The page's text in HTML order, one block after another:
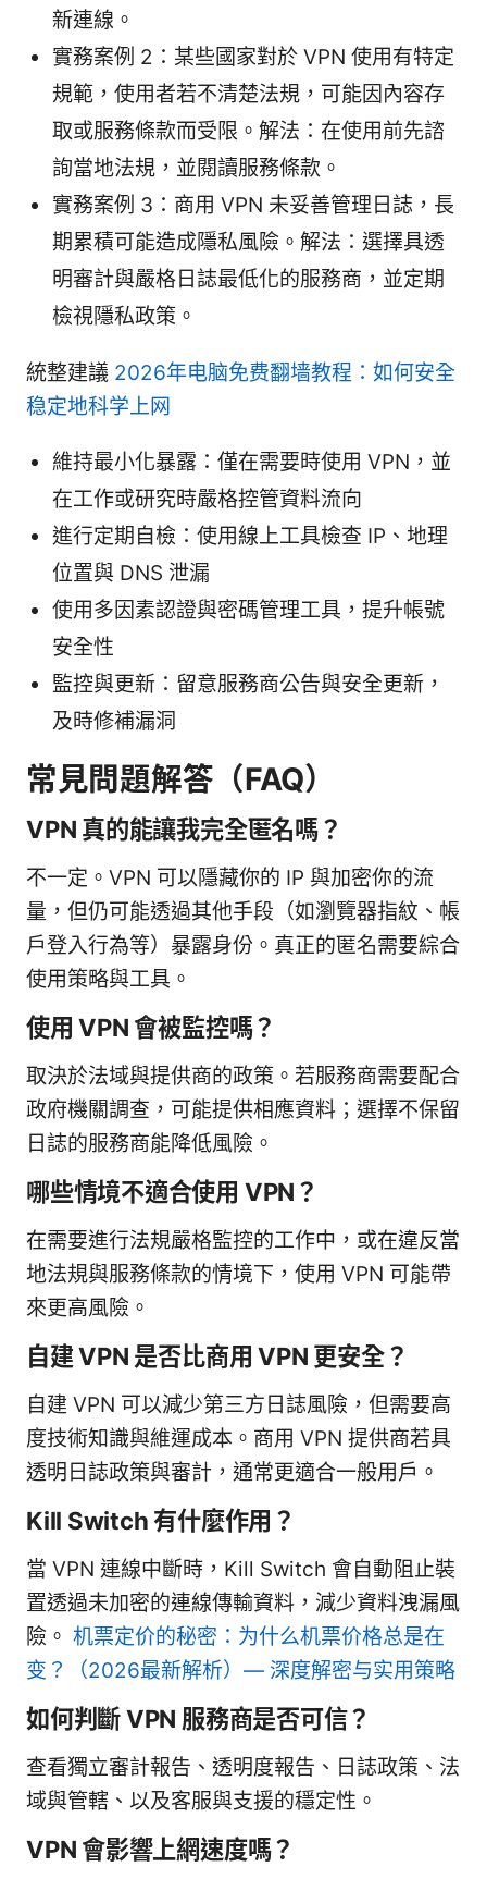
新連線。
實務案例 2：某些國家對於 VPN 使用有特定
規範，使用者若不清楚法規，可能因內容存
取或服務條款而受限。解法：在使用前先諮
詢當地法規，並閱讀服務條款。
實務案例 3：商用 VPN 未妥善管理日誌，長
期累積可能造成隱私風險。解法：選擇具透
明審計與嚴格日誌最低化的服務商，並定期
檢視隱私政策。
統整建議 2026年电脑免费翻墙教程：如何安全
稳定地科学上网
維持最小化暴露：僅在需要時使用 VPN，並
在工作或研究時嚴格控管資料流向
進行定期自檢：使用線上工具檢查 IP、地理
位置與 DNS 泄漏
使用多因素認證與密碼管理工具，提升帳號
安全性
監控與更新：留意服務商公告與安全更新，
及時修補漏洞
常見問題解答（FAQ）
VPN 真的能讓我完全匿名嗎？
不一定。VPN 可以隱藏你的 IP 與加密你的流
量，但仍可能透過其他手段（如瀏覽器指紋、帳
戶登入行為等）暴露身份。真正的匿名需要綜合
使用策略與工具。
使用 VPN 會被監控嗎？
取決於法域與提供商的政策。若服務商需要配合
政府機關調查，可能提供相應資料；選擇不保留
日誌的服務商能降低風險。
哪些情境不適合使用 VPN？
在需要進行法規嚴格監控的工作中，或在違反當
地法規與服務條款的情境下，使用 VPN 可能帶
來更高風險。
自建 VPN 是否比商用 VPN 更安全？
自建 VPN 可以減少第三方日誌風險，但需要高
度技術知識與維運成本。商用 VPN 提供商若具
透明日誌政策與審計，通常更適合一般用戶。
Kill Switch 有什麼作用？
當 VPN 連線中斷時，Kill Switch 會自動阻止裝
置透過未加密的連線傳輸資料，減少資料洩漏風
險。 机票定价的秘密：为什么机票价格总是在
变？（2026最新解析）— 深度解密与实用策略
如何判斷 VPN 服務商是否可信？
查看獨立審計報告、透明度報告、日誌政策、法
域與管轄、以及客服與支援的穩定性。
VPN 會影響上網速度嗎？